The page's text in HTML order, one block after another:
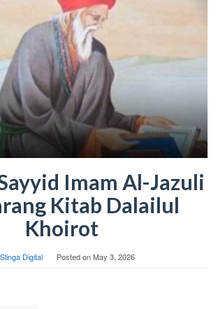
Imam Al-Jazuli
Kitab Dalailul
Khoirot
Slinga Digital Posted onMay 3, 2026